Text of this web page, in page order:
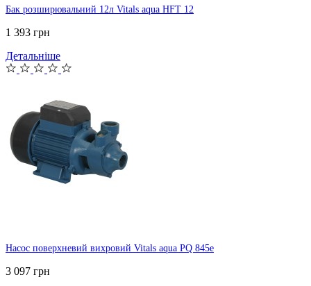
Бак розширювальний 12л Vitals aqua HFT 12
1 393 грн
Детальніше
Насос поверхневий вихровий Vitals aqua PQ 845e
3 097 грн